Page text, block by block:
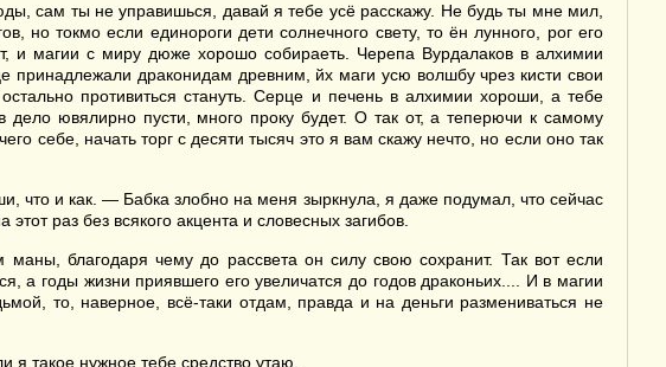
сам ты не управишься, давай я тебе усё расскажу. Не будь ты мне мил,
но токмо если единороги дети солнечного свету, то ён лунного, рог его
и магии с миру дюже хорошо собираеть. Черепа Вурдалаков в алхимии
драконидам древним, йх маги усю волшбу чрез кисти свои
противиться стануть. Серце и печень в алхимии хороши, а тебе
ювялирно пусти, много проку будет. О так от, а теперючи к самому
себе, начать торг с десяти тысяч это я вам скажу нечто, но если оно так
что и как. — Бабка злобно на меня зыркнула, я даже подумал, что сейчас
раз без всякого акцента и словесных загибов.
благодаря чему до рассвета он силу свою сохранит. Так вот если
а годы жизни приявшего его увеличатся до годов драконьих.... И в магии
то, наверное, всё-таки отдам, правда и на деньги размениваться не
такое нужное тебе средство утаю.